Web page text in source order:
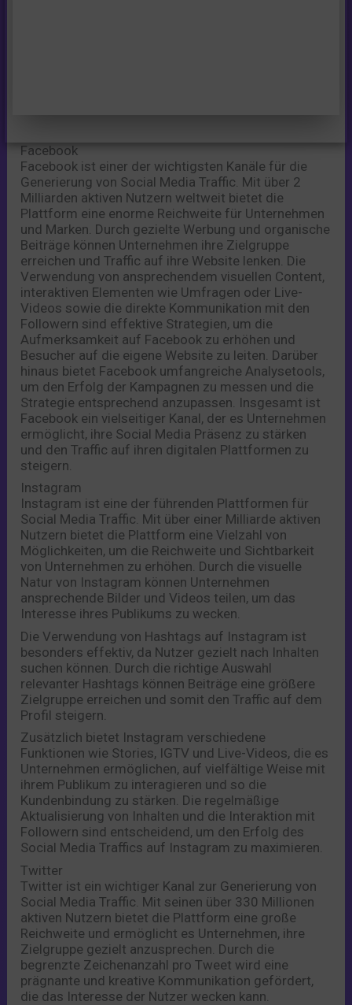
Facebook
Facebook ist einer der wichtigsten Kanäle für die
Generierung von Social Media Traffic. Mit über 2
Milliarden aktiven Nutzern weltweit bietet die
Plattform eine enorme Reichweite für Unternehmen
und Marken. Durch gezielte Werbung und organische
Beiträge können Unternehmen ihre Zielgruppe
erreichen und Traffic auf ihre Website lenken. Die
Verwendung von ansprechendem visuellen Content,
interaktiven Elementen wie Umfragen oder Live-
Videos sowie die direkte Kommunikation mit den
Followern sind effektive Strategien, um die
Aufmerksamkeit auf Facebook zu erhöhen und
Besucher auf die eigene Website zu leiten. Darüber
hinaus bietet Facebook umfangreiche Analysetools,
um den Erfolg der Kampagnen zu messen und die
Strategie entsprechend anzupassen. Insgesamt ist
Facebook ein vielseitiger Kanal, der es Unternehmen
ermöglicht, ihre Social Media Präsenz zu stärken
und den Traffic auf ihren digitalen Plattformen zu
steigern.
Instagram
Instagram ist eine der führenden Plattformen für
Social Media Traffic. Mit über einer Milliarde aktiven
Nutzern bietet die Plattform eine Vielzahl von
Möglichkeiten, um die Reichweite und Sichtbarkeit
von Unternehmen zu erhöhen. Durch die visuelle
Natur von Instagram können Unternehmen
ansprechende Bilder und Videos teilen, um das
Interesse ihres Publikums zu wecken.
Die Verwendung von Hashtags auf Instagram ist
besonders effektiv, da Nutzer gezielt nach Inhalten
suchen können. Durch die richtige Auswahl
relevanter Hashtags können Beiträge eine größere
Zielgruppe erreichen und somit den Traffic auf dem
Profil steigern.
Zusätzlich bietet Instagram verschiedene
Funktionen wie Stories, IGTV und Live-Videos, die es
Unternehmen ermöglichen, auf vielfältige Weise mit
ihrem Publikum zu interagieren und so die
Kundenbindung zu stärken. Die regelmäßige
Aktualisierung von Inhalten und die Interaktion mit
Followern sind entscheidend, um den Erfolg des
Social Media Traffics auf Instagram zu maximieren.
Twitter
Twitter ist ein wichtiger Kanal zur Generierung von
Social Media Traffic. Mit seinen über 330 Millionen
aktiven Nutzern bietet die Plattform eine große
Reichweite und ermöglicht es Unternehmen, ihre
Zielgruppe gezielt anzusprechen. Durch die
begrenzte Zeichenanzahl pro Tweet wird eine
prägnante und kreative Kommunikation gefördert,
die das Interesse der Nutzer wecken kann.